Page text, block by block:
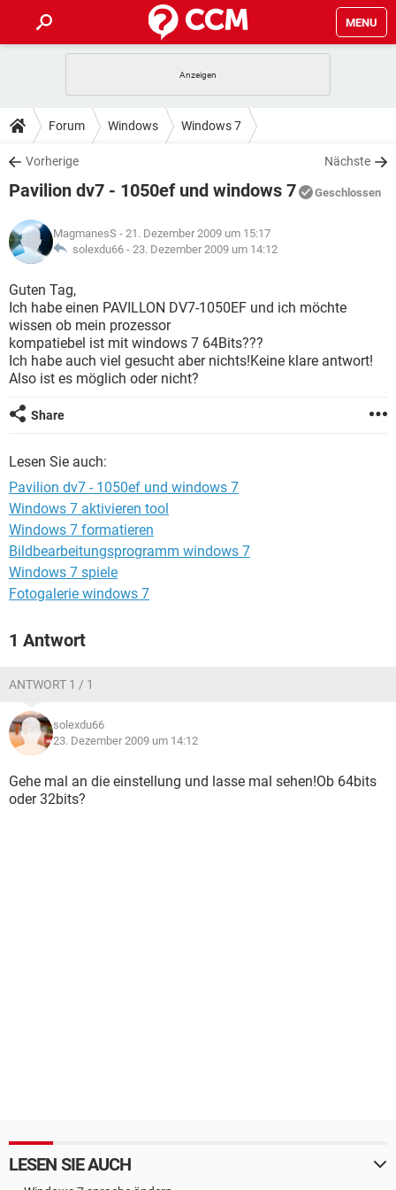
MENU
ANDROID IOS
WINDOWS 10
WHATSAPP TIKTOK
FACEBOOK
TIPPS & TRICKS
SPIELE STREAMING
WHATSAPP TIKTOK
FACEBOOK
DOWNLOADS
SPIELE STREAMING
ANDROID
WINDOWS 10 INSTAGRAM
WHATSAPP
FACEBOOK HARDWARE
SPIELE STREAMING
ANDROID
WINDOWS 10
WHATSAPP
FACEBOOK HARDWARE
LEXIKON
SPIELE
ANDROID IOS
WINDOWS 10 INSTAGRAM
WHATSAPP
FACEBOOK
Forum Windows Windows 7
Vorherige Nächste
Pavilion dv7 - 1050ef und windows 7 Geschlossen
MagmanesS - 21. Dezember 2009 um 15:17
solexdu66 - 23. Dezember 2009 um 14:12
Guten Tag,
Ich habe einen PAVILLON DV7-1050EF und ich möchte
wissen ob mein prozessor
kompatiebel ist mit windows 7 64Bits???
Ich habe auch viel gesucht aber nichts!Keine klare antwort!
Also ist es möglich oder nicht?
Share
Lesen Sie auch:
Pavilion dv7 - 1050ef und windows 7
Windows 7 aktivieren tool
Windows 7 formatieren
Bildbearbeitungsprogramm windows 7
Windows 7 spiele
Fotogalerie windows 7
1 Antwort
ANTWORT 1 / 1
solexdu66
23. Dezember 2009 um 14:12
Gehe mal an die einstellung und lasse mal sehen!Ob 64bits
oder 32bits?
LESEN SIE AUCH